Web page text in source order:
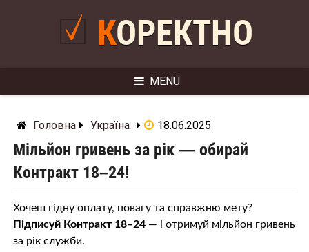
КОРЕКТНО
MENU
Головна Україна 18.06.2025
Мільйон гривень за рік — обирай
Контракт 18–24!
Хочеш гідну оплату, повагу та справжню мету?
Підписуй Контракт 18–24— і отримуй мільйон гривень
за рік служби.